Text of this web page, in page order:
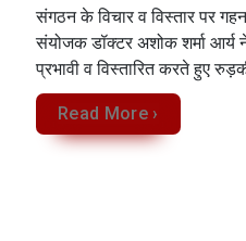
संगठन के विचार व विस्तार पर
संयोजक डॉक्टर अशोक शर्मा आर्य
प्रभावी व विस्तारित करते हुए
Read More ›